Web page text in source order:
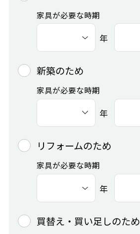
家具が必要な時期
年
新築のため
家具が必要な時期
年
リフォームのため
家具が必要な時期
年
買替え・買い足しのため